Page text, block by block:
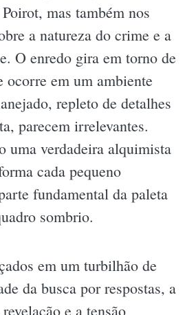
mas também nos
a natureza do crime e a
O enredo gira em torno de
ocorre em um ambiente
repleto de detalhes
parecem irrelevantes.
uma verdadeira alquimista
cada pequeno
fundamental da paleta
sombrio.
em um turbilhão de
da busca por respostas, a
e a tensão